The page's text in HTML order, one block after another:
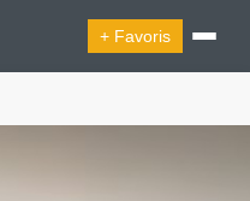
+ Favoris